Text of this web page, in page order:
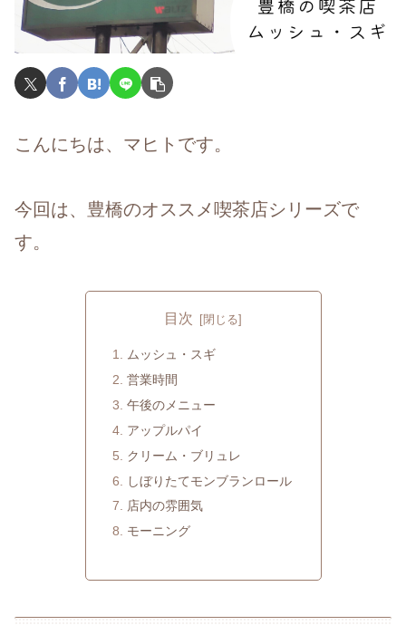
こんにちは、マヒトです。
今回は、豊橋のオススメ喫茶店シリーズで
す。
目次
ムッシュ・スギ
営業時間
午後のメニュー
アップルパイ
クリーム・ブリュレ
しぼりたてモンブランロール
店内の雰囲気
モーニング